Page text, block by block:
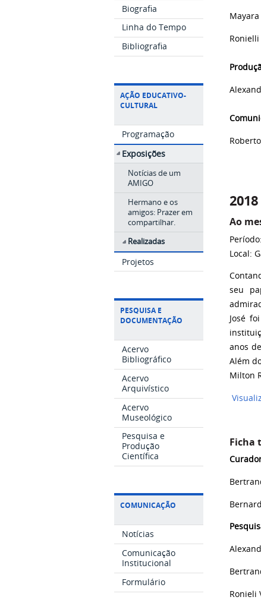
Biografia
Linha do Tempo
Bibliografia
AÇÃO EDUCATIVO-
CULTURAL
Programação
Exposições
Notícias de um
AMIGO
Hermano e os
amigos: Prazer em
compartilhar.
Realizadas
Projetos
PESQUISA E
DOCUMENTAÇÃO
Acervo
Bibliográfico
Acervo
Arquivístico
Acervo
Museológico
Pesquisa e
Produção
Científica
COMUNICAÇÃO
Notícias
Comunicação
Institucional
Formulário
2018
Ao
Local:
seu
José
anos
Além
Milton
Ficha
Ronieli